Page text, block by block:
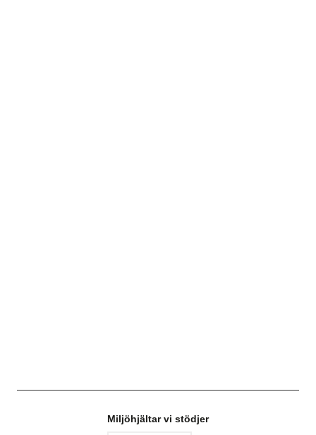
Miljöhjältar vi stödjer